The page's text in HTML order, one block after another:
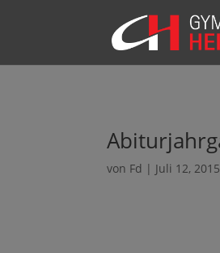
von Fd | Juli 12, 2015